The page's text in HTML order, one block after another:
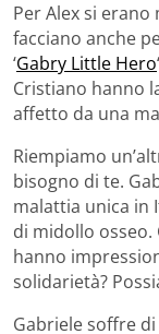
Per Alex si
facciano anche
‘Gabry Little Hero
Cristiano hanno
affetto da una
Riempiamo
bisogno di te.
malattia unica in
di midollo osseo.
hanno
solidarietà?
Gabriele soffre di